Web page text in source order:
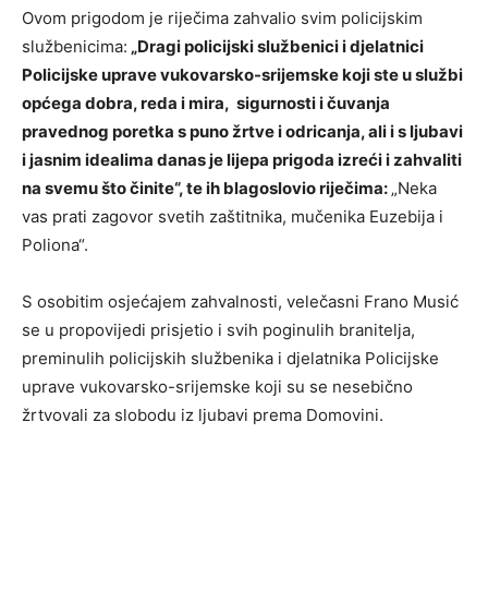
Ovom prigodom je riječima zahvalio svim policijskim
službenicima: „Dragi policijski službenici i djelatnici
Policijske uprave vukovarsko-srijemske koji ste u službi
općega dobra, reda i mira, sigurnosti i čuvanja
pravednog poretka s puno žrtve i odricanja, ali i s ljubavi
i jasnim idealima danas je lijepa prigoda izreći i zahvaliti
na svemu što činite“, te ih blagoslovio riječima: „Neka
vas prati zagovor svetih zaštitnika, mučenika Euzebija i
Poliona“.
S osobitim osjećajem zahvalnosti, velečasni Frano Musić
se u propovijedi prisjetio i svih poginulih branitelja,
preminulih policijskih službenika i djelatnika Policijske
uprave vukovarsko-srijemske koji su se nesebično
žrtvovali za slobodu iz ljubavi prema Domovini.